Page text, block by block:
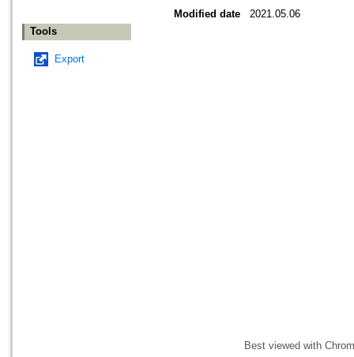
Tools
Export
Modified date
2021.05.06
Best viewed with